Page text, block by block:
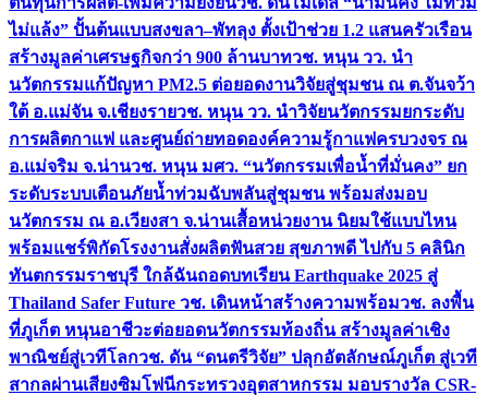
ไม่แล้ง” ปั้นต้นแบบสงขลา–พัทลุง ตั้งเป้าช่วย 1.2 แสนครัวเรือน
สร้างมูลค่าเศรษฐกิจกว่า 900 ล้านบาทวช. หนุน วว. นำ
นวัตกรรมแก้ปัญหา PM2.5 ต่อยอดงานวิจัยสู่ชุมชน ณ ต.จันจว้า
ใต้ อ.แม่จัน จ.เชียงรายวช. หนุน วว. นำวิจัยนวัตกรรมยกระดับ
การผลิตกาแฟ และศูนย์ถ่ายทอดองค์ความรู้กาแฟครบวงจร ณ
อ.แม่จริม จ.น่านวช. หนุน มศว. “นวัตกรรมเพื่อน้ำที่มั่นคง” ยก
ระดับระบบเตือนภัยน้ำท่วมฉับพลันสู่ชุมชน พร้อมส่งมอบ
นวัตกรรม ณ อ.เวียงสา จ.น่านเสื้อหน่วยงาน นิยมใช้แบบไหน
พร้อมแชร์พิกัดโรงงานสั่งผลิตฟันสวย สุขภาพดี ไปกับ 5 คลินิก
ทันตกรรมราชบุรี ใกล้ฉันถอดบทเรียน Earthquake 2025 สู่
Thailand Safer Future วช. เดินหน้าสร้างความพร้อมวช. ลงพื้น
ที่ภูเก็ต หนุนอาชีวะต่อยอดนวัตกรรมท้องถิ่น สร้างมูลค่าเชิง
พาณิชย์สู่เวทีโลกวช. ดัน “ดนตรีวิจัย” ปลุกอัตลักษณ์ภูเก็ต สู่เวที
สากลผ่านเสียงซิมโฟนีกระทรวงอุตสาหกรรม มอบรางวัล CSR-